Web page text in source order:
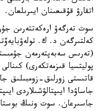
اتقارۋ قۇقىعىنان ايىرىلعان.
سوت تەرگەۋ ارەكەتتەرىن
كەلتىرگەن د. ك.
(تەرىس سەبەپتەرمەن
پوليتسيا قىزمەتكەرى)
قاتىستى زورلىق-زومبىلىق
جاساۋدا ايىپتالۋشىلاردى
جاسىرعان. سوت ونىڭ بوستاندىعىن 2 جىل 6